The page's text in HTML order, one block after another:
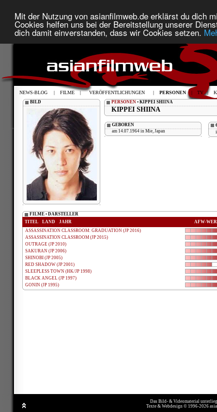
Mit der Nutzung von asianfilmweb.de erklärst du dich
Cookies helfen uns bei der Bereitstellung unserer
dich damit einverstanden, dass wir Cookies setzen.
NEWS-BLOG | FILME | VERÖFFENTLICHUNGEN | PERSONEN | TV |
BILD PERSONEN • KIPPEI SHIINA
KIPPEI SHIINA
GEBOREN
am 14.07.1964 in Mie, Japan
FILME • DARSTELLER
TITEL
LAND JAHR
AFW-
ASSASSINATION CLASSROOM: GRADUATION (JP 2016)
ASSASSINATION CLASSROOM (JP 2015)
OUTRAGE (JP 2010)
SAKURAN (JP 2006)
SHINOBI (JP 2005)
RED SHADOW (JP 2001)
SLEEPLESS TOWN (HK/JP 1998)
BLACK ANGEL (JP 1997)
GONIN (JP 1995)
Das Bild- & Videomaterial
Texte & Webdesign © 1996-2026